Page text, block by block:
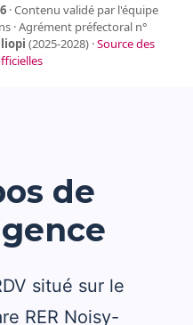
· Contenu validé par l'équipe
· Agrément préfectoral n°
(2025-2028) ·Source des
de
situé sur le
RER Noisy-